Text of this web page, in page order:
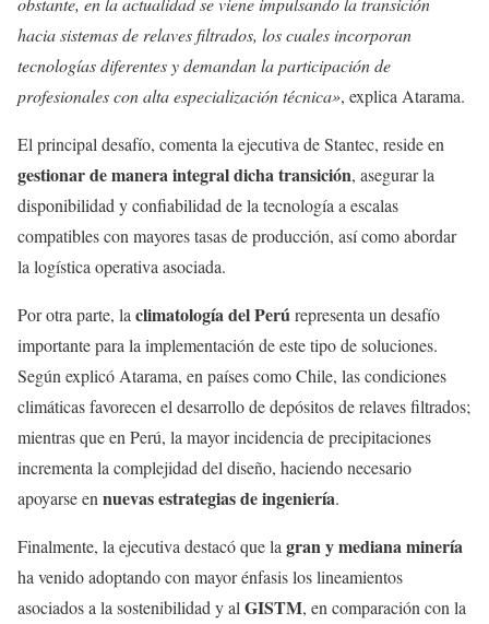
hacia sistemas de relaves filtrados, los cuales incorporan
tecnologías diferentes y demandan la participación de
profesionales con alta especialización técnica», explica Atarama.
El principal desafío, comenta la ejecutiva de Stantec, reside en
gestionar de manera integral dicha transición, asegurar la
disponibilidad y confiabilidad de la tecnología a escalas
compatibles con mayores tasas de producción, así como abordar
la logística operativa asociada.
Por otra parte, la climatología del Perúrepresenta un desafío
importante para la implementación de este tipo de soluciones.
Según explicó Atarama, en países como Chile, las condiciones
climáticas favorecen el desarrollo de depósitos de relaves filtrados;
mientras que en Perú, la mayor incidencia de precipitaciones
incrementa la complejidad del diseño, haciendo necesario
apoyarse en nuevas estrategias de ingeniería.
Finalmente, la ejecutiva destacó que la gran y mediana minería
ha venido adoptando con mayor énfasis los lineamientos
asociados a la sostenibilidad y al GISTM, en comparación con la